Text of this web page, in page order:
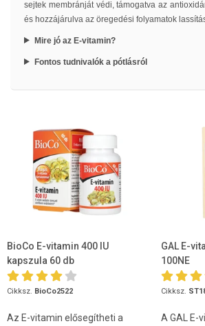
sejtek membránját védi, támogatva az
és hozzájárulva az öregedési folyamatok
Mire jó az E-vitamin?
Fontos tudnivalók a pótlásról
BioCo E-vitamin 400 IU
kapszula 60 db
Cikksz. BioCo2522
Az E-vitamin elősegítheti a
GAL E-
100NE
Cikksz.
A GAL E-